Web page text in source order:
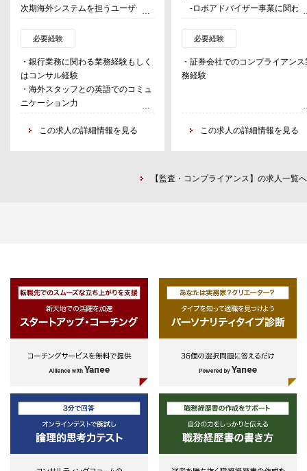
次期海外システムを担うユーザーと
しての検討を牽引する役割を担う。
・ 主にアジア・ロンドンなどの海外
各拠点が対象
・ ユーザー各関係部署を取りまとめ
プロジェクトを企画立案、牽引
・ 外部システムベンダーを含む開発
サイドとの調整
キュメント作成
を推進している。
◇海外赴任や海外に関わるお仕事を
希望している方に適する仕事。未来
の同社海外拠点のシステムを担い手
として自己成長いただくと共に、銀
行の海外ビジネスの成長を下支えす
る使命感を持って業務に取り組んで
いただける方を募集。
必要経験
・銀行業務に関わる業務経験もしく
はコンサル経験
・海外スタッフとの英語でのコミュ
ニケーション力
・立場の異なるものと調整力・交渉
力・リーダーシップ
この求人の詳細情報を見る
-ロボアドバイザー事業に関わる
制度変更・法令改正等の調査およ
対応
-新規サービスに関わる各種業
法・規制等の調査および対応
・広告審査（Web広告やLP、DM
・障害発生時の対応（当局対応、
・人材育成・採用
必要経験
・証券会社でのコンプライアンス
務経験
この求人の詳細情報を見る
【監査・コンプライアンス】の求人一覧へ